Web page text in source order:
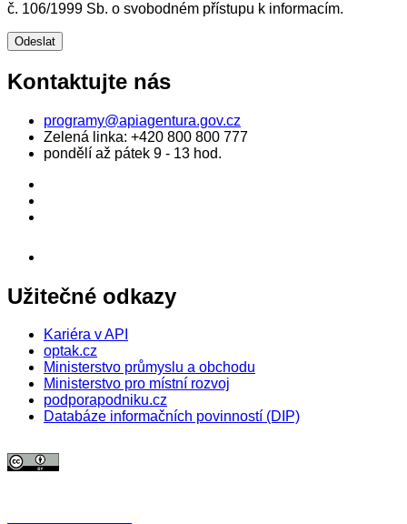
č. 106/1999 Sb. o svobodném přístupu k informacím.
Kontaktujte nás
programy@apiagentura.gov.cz
Zelená linka: +420 800 800 777
pondělí až pátek 9 - 13 hod.
Užitečné odkazy
Kariéra v API
optak.cz
Ministerstvo průmyslu a obchodu
Ministerstvo pro místní rozvoj
podporapodniku.cz
Databáze informačních povinností (DIP)